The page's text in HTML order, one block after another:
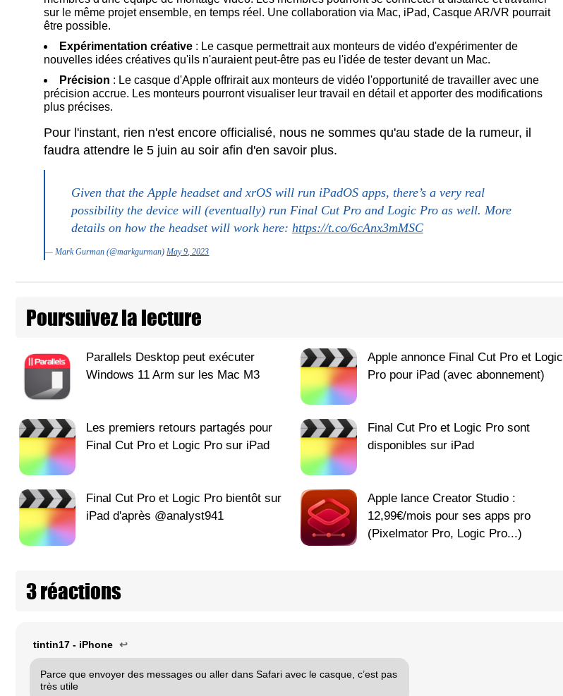
sur le même projet ensemble, en temps réel. Une collaboration via Mac, iPad, Casque AR/VR pourrait
être possible.
Expérimentation créative : Le casque permettrait aux monteurs de vidéo d'expérimenter de
nouvelles idées créatives qu'ils n'auraient peut-être pas eu l'idée de tester devant un Mac.
Précision : Le casque d'Apple offrirait aux monteurs de vidéo l'opportunité de travailler avec une
précision accrue. Les monteurs pourront visualiser leur travail en détail et apporter des modifications
plus précises.
Pour l'instant, rien n'est encore officialisé, nous ne sommes qu'au stade de la rumeur, il
faudra attendre le 5 juin au soir afin d'en savoir plus.
Given that the Apple headset and xrOS will run iPadOS apps, there’s a very real
possibility the device will (eventually) run Final Cut Pro and Logic Pro as well. More
details on how the headset will work here: https://t.co/6cAnx3mMSC
— Mark Gurman (@markgurman) May 9, 2023
Poursuivez la lecture
Parallels Desktop peut exécuter
Windows 11 Arm sur les Mac M3
Apple annonce Final Cut Pro et Logic
Pro pour iPad (avec abonnement)
Les premiers retours partagés pour
Final Cut Pro et Logic Pro sur iPad
Final Cut Pro et Logic Pro sont
disponibles sur iPad
Final Cut Pro et Logic Pro bientôt sur
iPad d'après @analyst941
Apple lance Creator Studio :
12,99€/mois pour ses apps pro
(Pixelmator Pro, Logic Pro...)
3 réactions
tintin17 - iPhone ↩
Parce que envoyer des messages ou aller dans Safari avec le casque, c’est pas
très utile